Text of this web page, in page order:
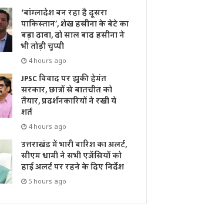
‘बांग्लादेश बन रहा है दूसरा
पाकिस्तान’, शेख हसीना के बेटे का
बड़ा दावा, दो साल बाद हसीना ने
भी तोड़ी चुप्पी
4 hours ago
JPSC विवाद पर झुकी हेमंत
सरकार, छात्रों से बातचीत को
तैयार, प्रदर्शनकारियों ने रखी ये
शर्त
4 hours ago
उत्तराखंड में भारी बारिश का अलर्ट,
सीएम धामी ने सभी एजेंसियों को
हाई अलर्ट पर रहने के दिए निर्देश
5 hours ago